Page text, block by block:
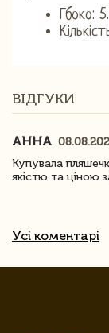
Гбоко:
ВІДГУКИ
АННА
Купувала
якістю та ціною
Усі коментарі